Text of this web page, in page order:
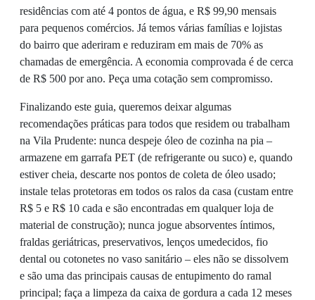
residências com até 4 pontos de água, e R$ 99,90 mensais
para pequenos comércios. Já temos várias famílias e lojistas
do bairro que aderiram e reduziram em mais de 70% as
chamadas de emergência. A economia comprovada é de cerca
de R$ 500 por ano. Peça uma cotação sem compromisso.
Finalizando este guia, queremos deixar algumas
recomendações práticas para todos que residem ou trabalham
na Vila Prudente: nunca despeje óleo de cozinha na pia –
armazene em garrafa PET (de refrigerante ou suco) e, quando
estiver cheia, descarte nos pontos de coleta de óleo usado;
instale telas protetoras em todos os ralos da casa (custam entre
R$ 5 e R$ 10 cada e são encontradas em qualquer loja de
material de construção); nunca jogue absorventes íntimos,
fraldas geriátricas, preservativos, lenços umedecidos, fio
dental ou cotonetes no vaso sanitário – eles não se dissolvem
e são uma das principais causas de entupimento do ramal
principal; faça a limpeza da caixa de gordura a cada 12 meses